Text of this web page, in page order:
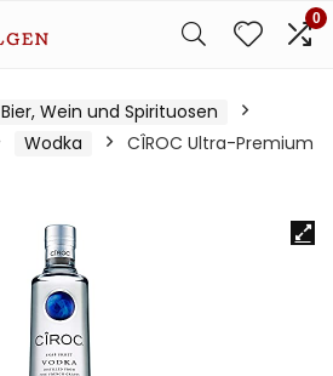
0
Bier, Wein und Spirituosen
Wodka
CÎROC Ultra-Premium